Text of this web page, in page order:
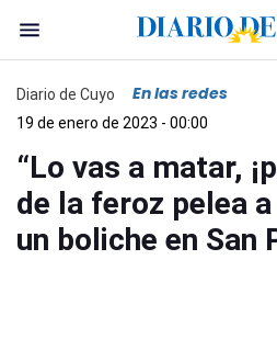
Diario de Cuyo En las redes
19 de enero de 2023 - 00:00
“Lo vas a matar,
de la feroz pelea
un boliche en San